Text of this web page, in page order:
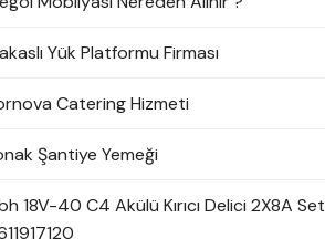
Yük Platformu Firması
Catering Hizmeti
Şantiye Yemeği
18V-40 C4 Akülü Kırıcı Delici 2X8A Set